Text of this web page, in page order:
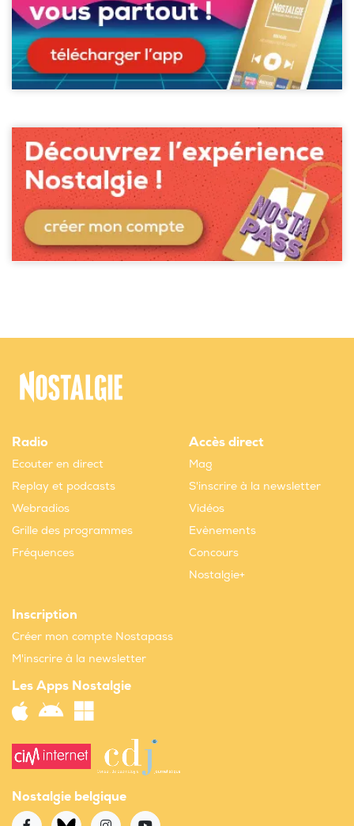
Radio
Ecouter en direct
Replay et podcasts
Webradios
Grille des programmes
Fréquences
Accès direct
Mag
S'inscrire à la newsletter
Vidéos
Evènements
Concours
Nostalgie+
Inscription
Créer mon compte Nostapass
M'inscrire à la newsletter
Les Apps Nostalgie
Nostalgie belgique